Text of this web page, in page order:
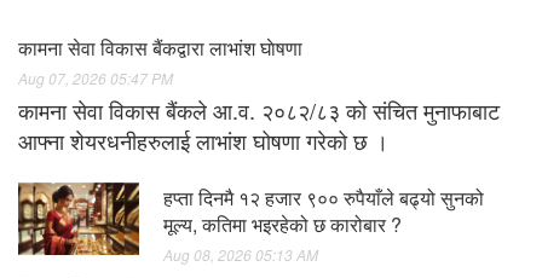
कामना सेवा विकास बैंकद्वारा लाभांश घाेषणा
Aug 07, 2026 05:47 PM
कामना सेवा विकास बैंकले आ.व. २०८२/८३ को संचित मुनाफाबाट
आफ्ना शेयरधनीहरुलाई लाभांश घोषणा गरेको छ ।
हप्ता दिनमै १२ हजार ९०० रुपैयाँले बढ्यो सुनको
मूल्य, कतिमा भइरहेको छ कारोबार ?
Aug 08, 2026 05:13 AM